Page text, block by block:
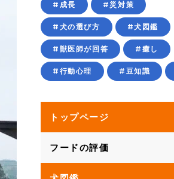
#成長 #災対策
#犬の選び方 #犬図鑑
#獣医師が回答 #癒し
#行動心理 #豆知識
トップページ
フードの評価